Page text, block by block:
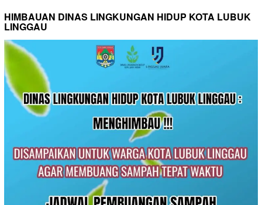
HIMBAUAN DINAS LINGKUNGAN HIDUP KOTA LUBUK
LINGGAU